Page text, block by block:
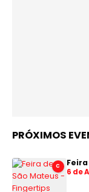
PRÓXIMOS
C
6 de